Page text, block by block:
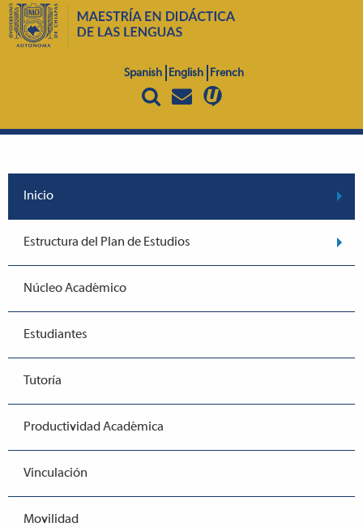
Spanish English French
Inicio
Estructura del Plan de Estudios
Núcleo Académico
Estudiantes
Tutoría
Productividad Académica
Vinculación
Movilidad